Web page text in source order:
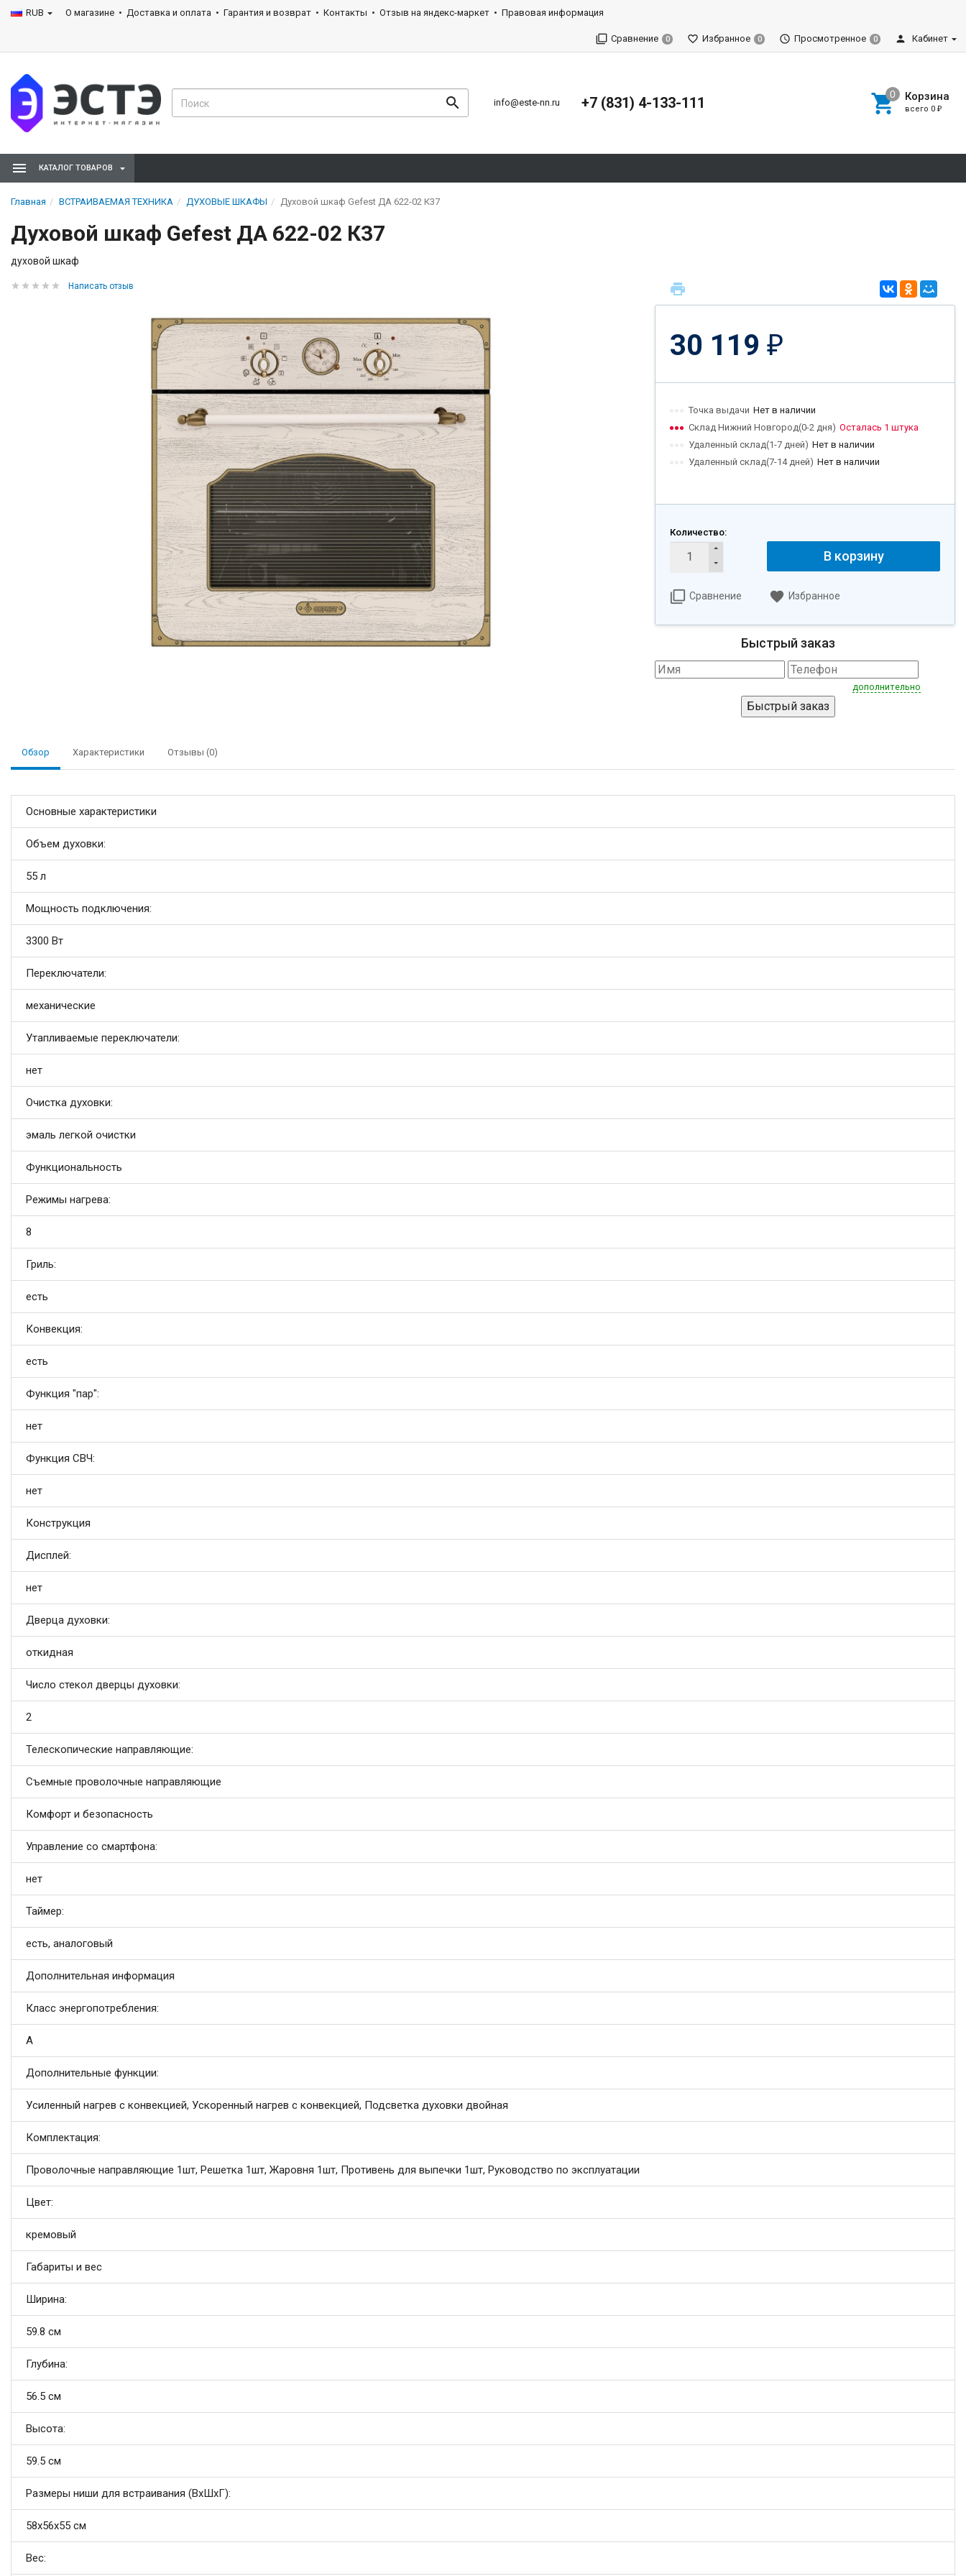
RUB О магазине Доставка и оплата Гарантия и возврат Контакты Отзыв на яндекс-маркет Правовая информация
Сравнение 0 Избранное 0 Просмотренное 0 Кабинет
info@este-nn.ru +7 (831) 4-133-111 Корзина
всего 0 ₽
КАТАЛОГ ТОВАРОВ
Главная ВСТРАИВАЕМАЯ ТЕХНИКА ДУХОВЫЕ ШКАФЫ Духовой шкаф Gefest ДА 622-02 К37
Духовой шкаф Gefest ДА 622-02 К37
духовой шкаф
Написать отзыв
30 119 ₽
Точка выдачи Нет в наличии
Склад Нижний Новгород(0-2 дня) Осталась 1 штука
Удаленный склад(1-7 дней) Нет в наличии
Удаленный склад(7-14 дней) Нет в наличии
Количество:
В корзину
Сравнение Избранное
Быстрый заказ
дополнительно
Обзор Характеристики Отзывы (0)
Основные характеристики
Объем духовки:
55 л
Мощность подключения:
3300 Вт
Переключатели:
механические
Утапливаемые переключатели:
нет
Очистка духовки:
эмаль легкой очистки
Функциональность
Режимы нагрева:
8
Гриль:
есть
Конвекция:
есть
Функция "пар":
нет
Функция СВЧ:
нет
Конструкция
Дисплей:
нет
Дверца духовки:
откидная
Число стекол дверцы духовки:
2
Телескопические направляющие:
Съемные проволочные направляющие
Комфорт и безопасность
Управление со смартфона:
нет
Таймер:
есть, аналоговый
Дополнительная информация
Класс энергопотребления:
А
Дополнительные функции:
Усиленный нагрев с конвекцией, Ускоренный нагрев с конвекцией, Подсветка духовки двойная
Комплектация:
Проволочные направляющие 1шт, Решетка 1шт, Жаровня 1шт, Противень для выпечки 1шт, Руководство по эксплуатации
Цвет:
кремовый
Габариты и вес
Ширина:
59.8 см
Глубина:
56.5 см
Высота:
59.5 см
Размеры ниши для встраивания (ВхШхГ):
58х56х55 см
Вес: